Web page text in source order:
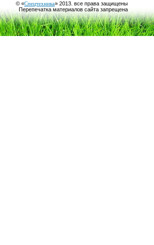
© «Спецтехника» 2013. все права защищены
Перепечатка материалов сайта запрещена